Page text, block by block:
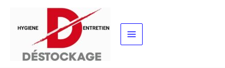
contenu